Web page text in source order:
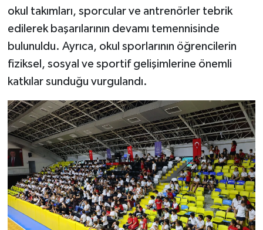
okul takımları, sporcular ve antrenörler tebrik
edilerek başarılarının devamı temennisinde
bulunuldu. Ayrıca, okul sporlarının öğrencilerin
fiziksel, sosyal ve sportif gelişimlerine önemli
katkılar sunduğu vurgulandı.